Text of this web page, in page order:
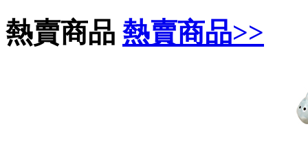
熱賣商品 熱賣商品>>